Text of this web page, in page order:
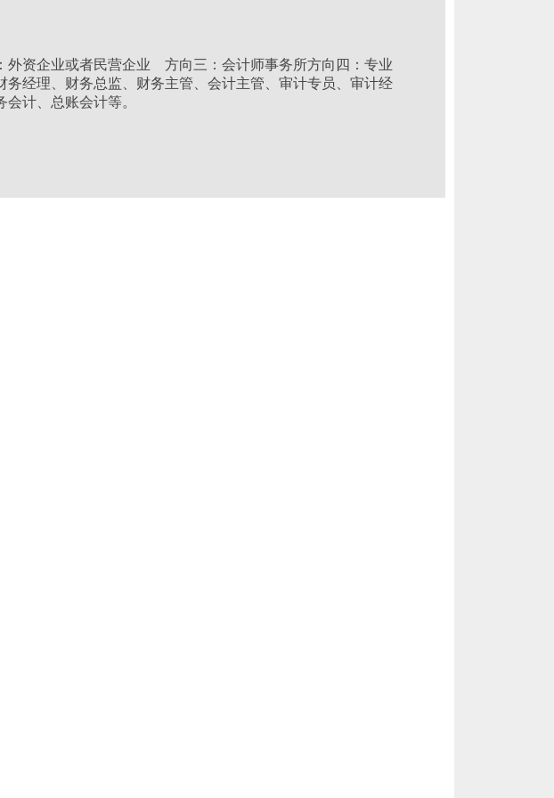
资企业或者民营企业 方向三：会计师事务所方向四：专业
经理、财务总监、财务主管、会计主管、审计专员、审计经
计、总账会计等。